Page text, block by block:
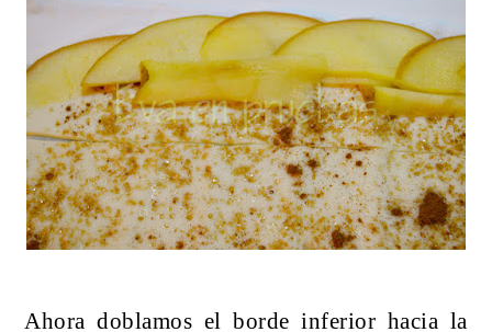
Ahora doblamos el borde inferior hacia la